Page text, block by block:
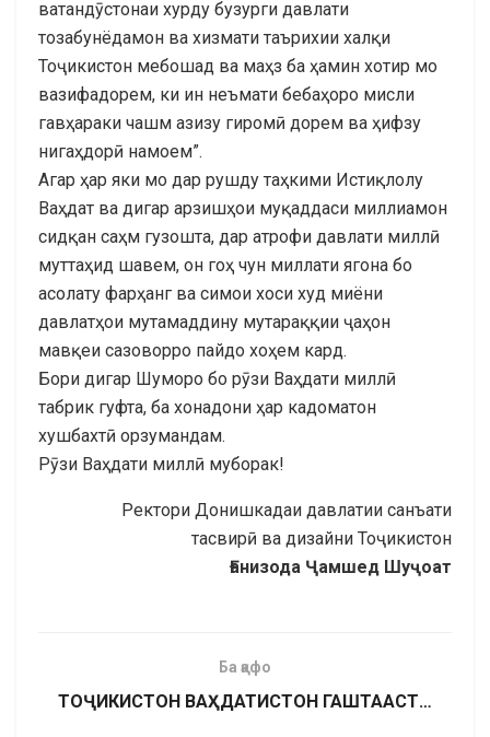
ватандӯстонаи хурду бузурги давлати
тозабунёдамон ва хизмати таърихии халқи
Тоҷикистон мебошад ва маҳз ба ҳамин хотир мо
вазифадорем, ки ин неъмати бебаҳоро мисли
гавҳараки чашм азизу гиромӣ дорем ва ҳифзу
нигаҳдорӣ намоем”.
Агар ҳар яки мо дар рушду таҳкими Истиқлолу
Ваҳдат ва дигар арзишҳои муқаддаси миллиамон
сидқан саҳм гузошта, дар атрофи давлати миллӣ
муттаҳид шавем, он гоҳ чун миллати ягона бо
асолату фарҳанг ва симои хоси худ миёни
давлатҳои мутамаддину мутараққии ҷаҳон
мавқеи сазоворро пайдо хоҳем кард.
Бори дигар Шуморо бо рӯзи Ваҳдати миллӣ
табрик гуфта, ба хонадони ҳар кадоматон
хушбахтӣ орзумандам.
Рӯзи Ваҳдати миллӣ муборак!
Ректори Донишкадаи давлатии санъати
тасвирӣ ва дизайни Тоҷикистон
Ғанизода Ҷамшед Шуҷоат
Ба қафо
ТОҶИКИСТОН ВАҲДАТИСТОН ГАШТААСТ…